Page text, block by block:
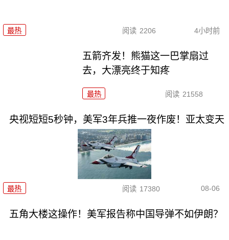
最热 阅读 2206 4小时前
五箭齐发！熊猫这一巴掌扇过
去，大漂亮终于知疼
最热 阅读 21558
央视短短5秒钟，美军3年兵推一夜作废！亚太变天
最热 阅读 17380 08-06
五角大楼这操作！美军报告称中国导弹不如伊朗？